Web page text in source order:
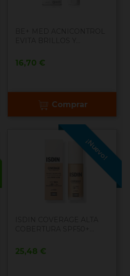
Precio
16,70 €
Comprar
¡Nuevo!
Precio
25,48 €